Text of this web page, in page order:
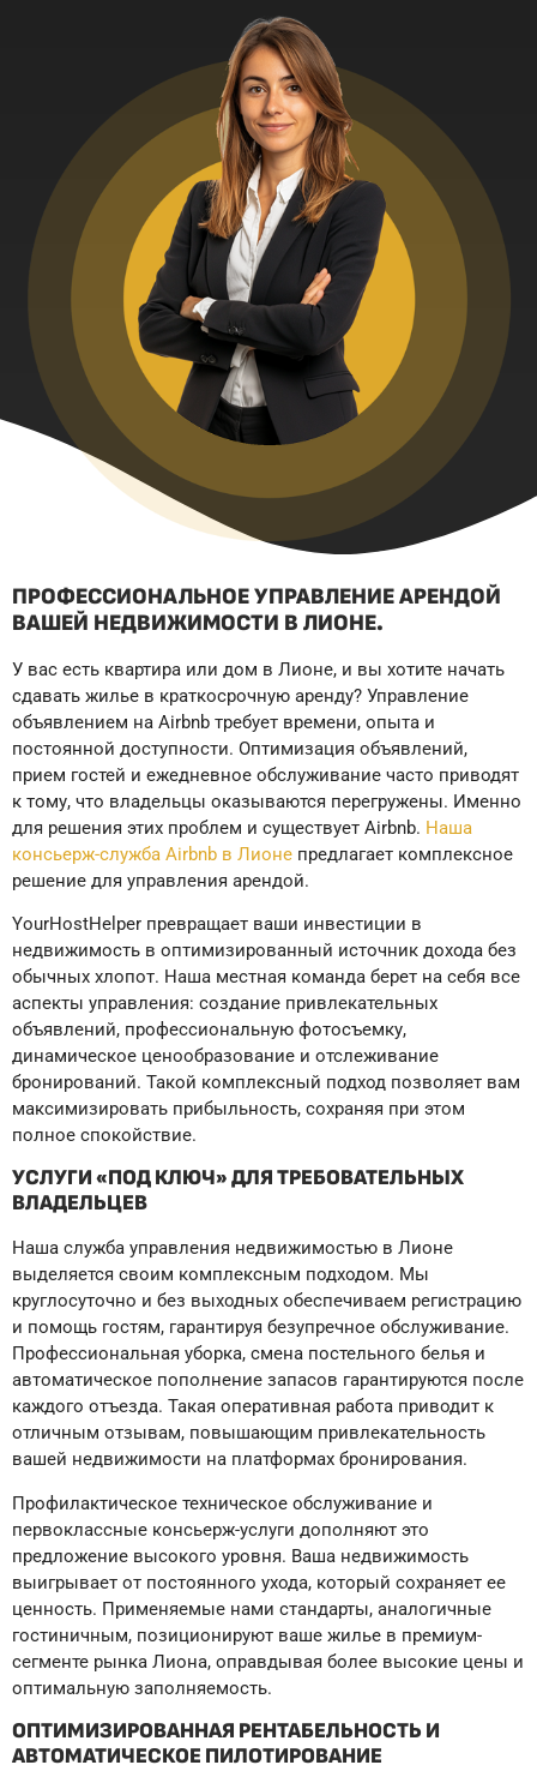
ПРОФЕССИОНАЛЬНОЕ УПРАВЛЕНИЕ АРЕНДОЙ
ВАШЕЙ НЕДВИЖИМОСТИ В ЛИОНЕ.
У вас есть квартира или дом в Лионе, и вы хотите начать
сдавать жилье в краткосрочную аренду? Управление
объявлением на Airbnb требует времени, опыта и
постоянной доступности. Оптимизация объявлений,
прием гостей и ежедневное обслуживание часто приводят
к тому, что владельцы оказываются перегружены. Именно
для решения этих проблем и существует Airbnb. Наша
консьерж-служба Airbnb в Лионе предлагает комплексное
решение для управления арендой.
YourHostHelper превращает ваши инвестиции в
недвижимость в оптимизированный источник дохода без
обычных хлопот. Наша местная команда берет на себя все
аспекты управления: создание привлекательных
объявлений, профессиональную фотосъемку,
динамическое ценообразование и отслеживание
бронирований. Такой комплексный подход позволяет вам
максимизировать прибыльность, сохраняя при этом
полное спокойствие.
УСЛУГИ «ПОД КЛЮЧ» ДЛЯ ТРЕБОВАТЕЛЬНЫХ
ВЛАДЕЛЬЦЕВ
Наша служба управления недвижимостью в Лионе
выделяется своим комплексным подходом. Мы
круглосуточно и без выходных обеспечиваем регистрацию
и помощь гостям, гарантируя безупречное обслуживание.
Профессиональная уборка, смена постельного белья и
автоматическое пополнение запасов гарантируются после
каждого отъезда. Такая оперативная работа приводит к
отличным отзывам, повышающим привлекательность
вашей недвижимости на платформах бронирования.
Профилактическое техническое обслуживание и
первоклассные консьерж-услуги дополняют это
предложение высокого уровня. Ваша недвижимость
выигрывает от постоянного ухода, который сохраняет ее
ценность. Применяемые нами стандарты, аналогичные
гостиничным, позиционируют ваше жилье в премиум-
сегменте рынка Лиона, оправдывая более высокие цены и
оптимальную заполняемость.
ОПТИМИЗИРОВАННАЯ РЕНТАБЕЛЬНОСТЬ И
АВТОМАТИЧЕСКОЕ ПИЛОТИРОВАНИЕ